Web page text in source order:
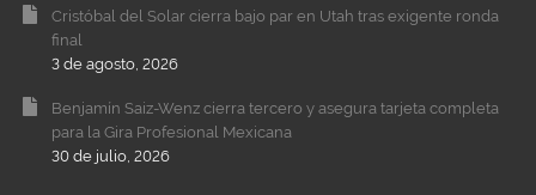
Cristóbal del Solar cierra bajo par en Utah tras exigente ronda
final
3 de agosto, 2026
Benjamín Saiz-Wenz cierra tercero y asegura tarjeta completa
para la Gira Profesional Mexicana
30 de julio, 2026